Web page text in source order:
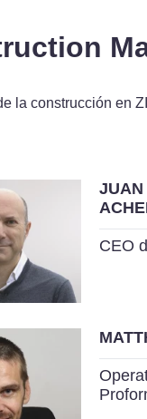
la construcción en
JUAN
CEO